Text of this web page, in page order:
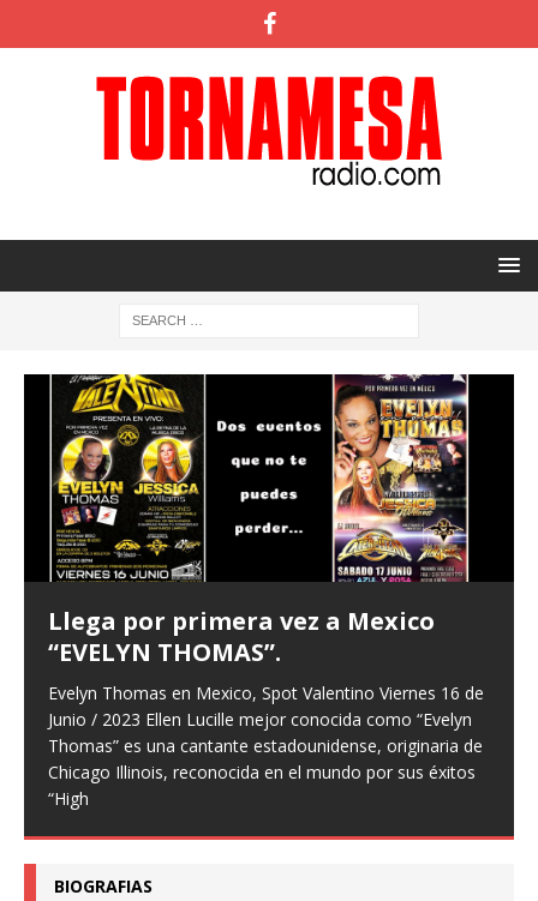
Llega por primera vez a Mexico
“EVELYN THOMAS”.
Evelyn Thomas en Mexico, Spot Valentino Viernes 16 de
Junio / 2023 Ellen Lucille mejor conocida como “Evelyn
Thomas” es una cantante estadounidense, originaria de
Chicago Illinois, reconocida en el mundo por sus éxitos
“High
BIOGRAFIAS